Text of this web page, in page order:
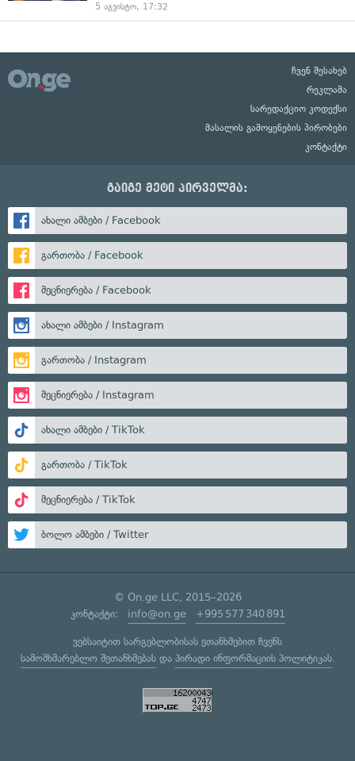
5 აგვისტო, 17:32
ჩვენ შესახებ
რეკლამა
სარედაქციო კოდექსი
მასალის გამოყენების პირობები
კონტაქტი
გაიგე მეტი პირველმა:
ახალი ამბები / Facebook
გართობა / Facebook
მეცნიერება / Facebook
ახალი ამბები / Instagram
გართობა / Instagram
მეცნიერება / Instagram
ახალი ამბები / TikTok
გართობა / TikTok
მეცნიერება / TikTok
ბოლო ამბები / Twitter
© On.ge LLC, 2015–2026
კონტაქტი: info@on.ge +995 577 340 891
ვებსაიტით სარგებლობისას ეთანხმებით ჩვენს
სამომხმარებლო შეთანხმებასდა პირადი ინფორმაციის პოლიტიკას.